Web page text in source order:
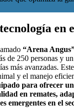
en
“Arena
de 250 personas y
más avanzadas.
y el manejo
para ofrecer
en remates,
emergentes en el